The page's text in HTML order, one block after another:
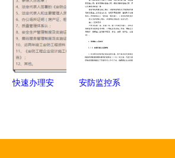
的安防工程
设计要点
控设计与全
流程服务指
南
快速办理安
安防监控系